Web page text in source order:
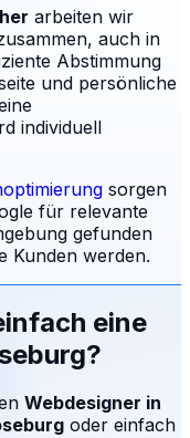
arbeiten wir
auch in
Abstimmung
und persönliche
individuell
sorgen
für relevante
gefunden
Kunden werden.
eine
?
Webdesigner in
oder einfach